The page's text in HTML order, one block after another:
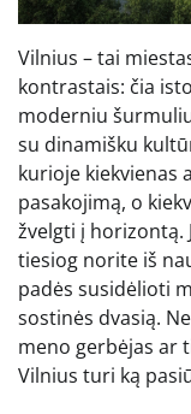
Vilnius – tai
kontrastais: čia
moderniu
su dinamišku
kurioje kiekvienas
pasakojimą, o
žvelgti į horizontą.
tiesiog norite iš
padės susidėlioti
sostinės dvasią.
meno gerbėjas ar
Vilnius turi ką